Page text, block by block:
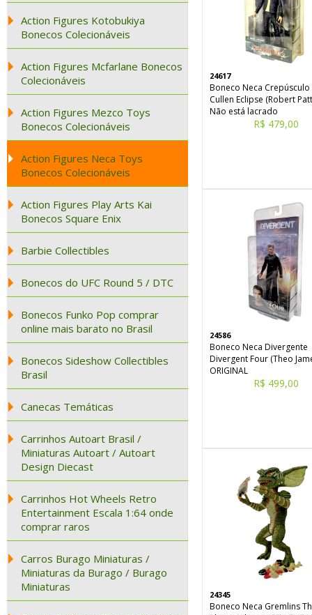
Action Figures Kotobukiya
Bonecos Colecionáveis
Action Figures Mcfarlane Bonecos
Colecionáveis
Action Figures Mezco Toys
Bonecos Colecionáveis
Action Figures Neca Toys
Bonecos Colecionáveis
Action Figures Play Arts Kai
Bonecos Square Enix
Barbie Collectibles
Bonecos do UFC Round 5 / DTC
Bonecos Funko Pop comprar
online mais barato no Brasil
Bonecos Sideshow Collectibles
Brasil
Canecas Temáticas
Carrinhos Autoart Brasil /
Miniaturas Autoart / Autoart
Design Diecast
Carrinhos Hot Wheels Retro
Entertainment Escala 1:64 onde
comprar raros
Carros Burago Miniaturas /
Miniaturas da Burago / Burago
Miniaturas
24617
Boneco Neca
Cullen Eclipse (Robert
Não está lacrado
R$ 479,00
24586
Boneco Neca Divergente
Divergent Four (Theo
ORIGINAL
R$ 499,00
24345
Boneco Neca Gremlins